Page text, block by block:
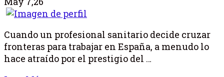
Cuando un profesional sanitario decide cruzar
fronteras para trabajar en España, a menudo lo
hace atraído por el prestigio del …